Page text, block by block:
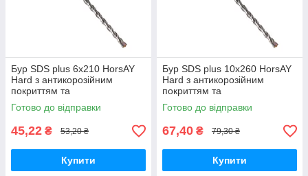
Бур SDS plus 6х210 HorsAY
Hard з антикорозійним
покриттям та
твердосплавною напайкою
YG8C
Готово до відправки
45,22 ₴ 53,20 ₴
Купити
Бур SDS plus 10х260 HorsAY
Hard з антикорозійним
покриттям та
твердосплавною напайкою
YG8C
Готово до відправки
67,40 ₴ 79,30 ₴
Купити